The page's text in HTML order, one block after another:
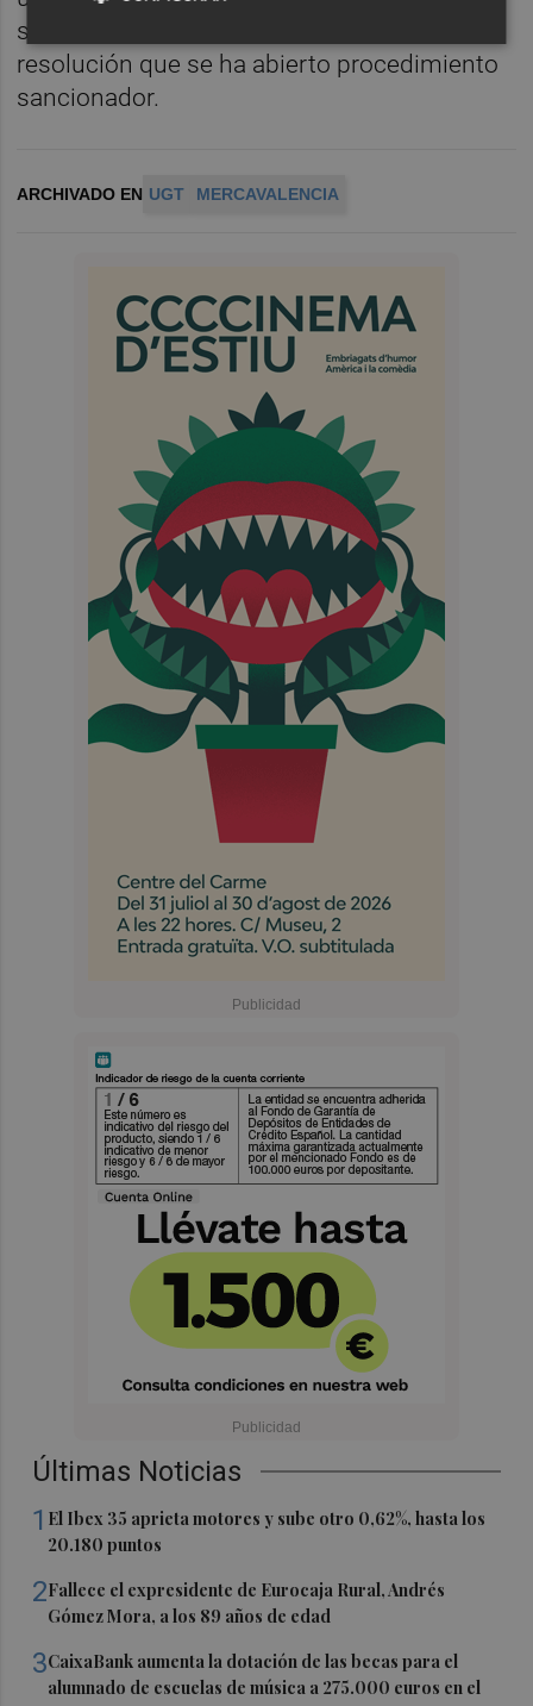
Últimas Noticias
1 El Ibex 35 aprieta motores y sube otro 0,62%, hasta los
20.180 puntos
2Fallece el expresidente de Eurocaja Rural, Andrés
Gómez Mora, a los 89 años de edad
3CaixaBank aumenta la dotación de las becas para el
alumnado de escuelas de música a 275.000 euros en el
seguridad social, por eso no aparece en la
resolución que se ha abierto procedimiento
sancionador.
ARCHIVADO EN UGT MERCAVALENCIA